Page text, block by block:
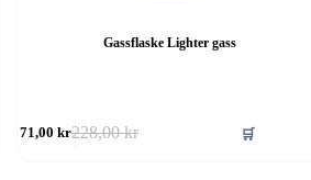
Gassflaske Lighter gass
228,00kr
Opprinnelig
171,00 krNåværende
🛒